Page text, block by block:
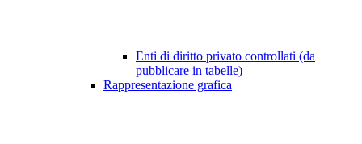
Enti di diritto privato controllati (da
pubblicare in tabelle)
Rappresentazione grafica